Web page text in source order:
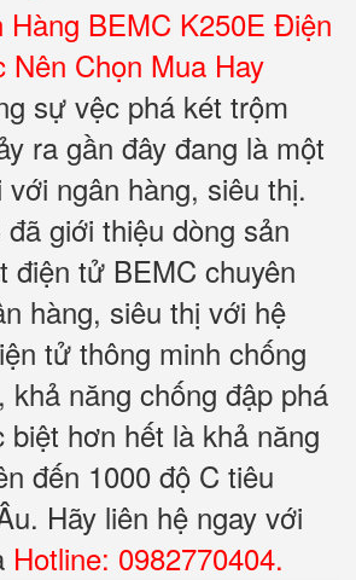
Hàng BEMC K250E Điện
Nên Chọn Mua Hay
sự vệc phá két trộm
ra gần đây đang là một
ngân hàng, siêu thị.
giới thiệu dòng sản
điện tử BEMC chuyên
hàng, siêu thị với hệ
tử thông minh chống
khả năng chống đập phá
biệt hơn hết là khả năng
đến 1000 độ C tiêu
Hãy liên hệ ngay với
Hotline: 0982770404.